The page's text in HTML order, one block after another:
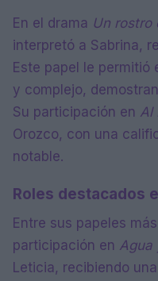
En el drama Un rostro
interpretó a Sabrina,
Este papel le permitió
y complejo,
Su participación en Al
Orozco, con una
notable.
Roles destacados
Entre sus papeles
participación en Agua
Leticia, recibiendo